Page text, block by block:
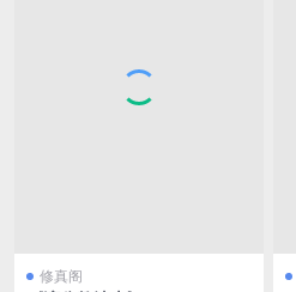
修真阁